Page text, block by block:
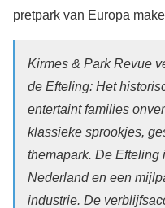
pretpark van Europa
Kirmes & Park Revue
de Efteling: Het
entertaint families
klassieke sprookjes,
themapark. De Efteling
Nederland en een
industrie. De